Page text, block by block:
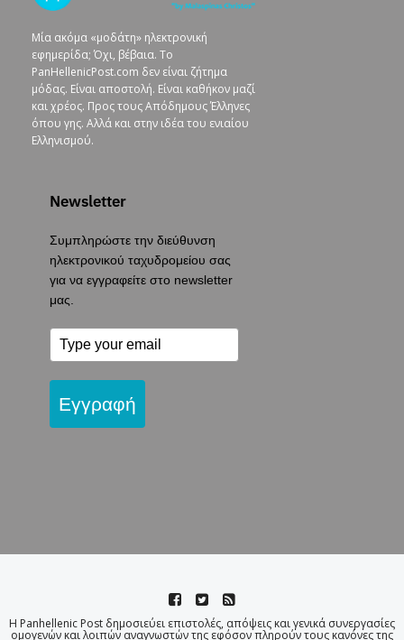
Μία ακόμα «μοδάτη» ηλεκτρονική
εφημερίδα; Όχι, βέβαια. To
PanHellenicPost.com δεν είναι ζήτημα
μόδας. Είναι αποστολή. Είναι καθήκον μαζί
και χρέος. Προς τους Απόδημους Έλληνες
όπου γης. Αλλά και στην ιδέα του ενιαίου
Ελληνισμού.
Newsletter
Συμπληρώστε την διεύθυνση
ηλεκτρονικού ταχυδρομείου σας
για να εγγραφείτε στο newsletter
μας.
Εγγραφή
Η Panhellenic Post δημοσιεύει επιστολές, απόψεις και γενικά συνεργασίες
ομογενών και λοιπών αναγνωστών της εφόσον πληρούν τους κανόνες της